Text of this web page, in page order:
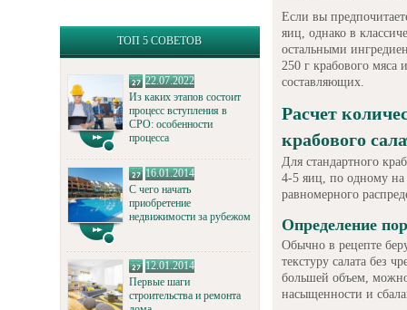
ТОП 5 СОВЕТОВ
22.07.2022
Из каких этапов состоит
процесс вступления в
СРО: особенности
процесса
16.01.2014
С чего начать
приобретение
недвижимости за рубежом
12.01.2014
Первые шаги
строительства и ремонта
Если вы
яиц, однако в
остальными
250 г крабового мяса
составляющих.
Расчет
крабового
Для стандартного
4-5 яиц, по одному на
равномерного
Определение
Обычно в рецепте
текстуру салата без
большей объем,
насыщенности и